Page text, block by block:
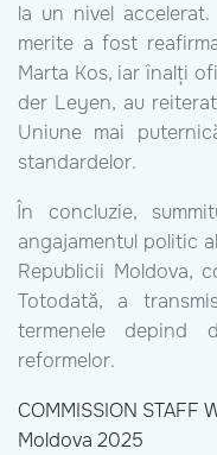
la un nivel
merite a fost
Marta Kos, iar înalți
der Leyen, au
Uniune mai
standardelor.
În concluzie,
angajamentul politic
Republicii Moldova,
Totodată, a
termenele depind
reformelor.
COMMISSION STAFF
Moldova 2025